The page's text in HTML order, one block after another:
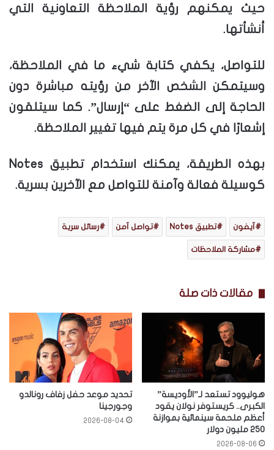
حيث يمكنهم رؤية الملاحظة التعاونية التي
أنشأتها.
للتواصل، يكفي كتابة شيء ما في الملاحظة،
وسيتمكن الشخص الآخر من رؤيته مباشرة دون
الحاجة إلى الضغط على “إرسال”. كما سيتلقون
إشعارًا في كل مرة يتم فيها تغيير الملاحظة.
بهذه الطريقة، يمكنك استخدام تطبيق Notes
كوسيلة فعالة وآمنة للتواصل مع الآخرين بسرية.
آيفون تطبيق Notes تواصل آمن رسائل سرية
مشاركة الملاحظات
مقالات ذات صلة
هوليوود تستعد لـ”الأوديسة”
الكبرى.. كريستوفر نولان يقود
أعظم ملحمة سينمائية بموازنة
250 مليون دولار
2026-08-06
تحديد موعد حفل زفاف رونالدو
وجورجينا
2026-08-04